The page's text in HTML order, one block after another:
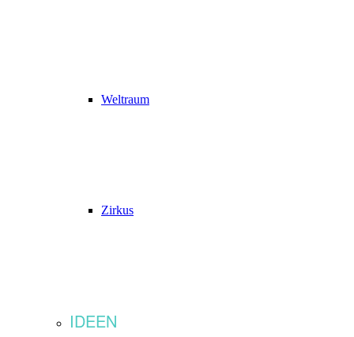
Weltraum
Zirkus
IDEEN